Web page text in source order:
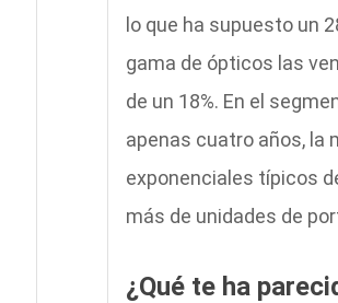
lo que ha supuesto un
gama de ópticos las
de un 18%. En el
apenas cuatro años, la
exponenciales típicos
más de unidades de
¿Qué te ha